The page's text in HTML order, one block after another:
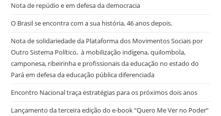
Nota de repúdio e em defesa da democracia
O Brasil se encontra com a sua história, 46 anos depois.
Nota de solidariedade da Plataforma dos Movimentos Sociais por
Outro Sistema Político, à mobilização indígena, quilombola,
camponesa, ribeirinha e profissionais da educação no estado do
Pará em defesa da educação pública diferenciada
Encontro Nacional traça estratégias para os próximos dois anos
Lançamento da terceira edição do e-book “Quero Me Ver no Poder”